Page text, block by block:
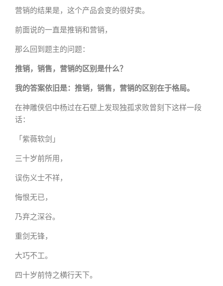
营销的结果是，这个产品会变的很好卖。
前面说的一直是推销和营销，
那么回到题主的问题：
推销，销售，营销的区别是什么？
我的答案依旧是：推销，销售，营销的区别在于格局。
在神雕侠侣中杨过在石壁上发现独孤求败曾刻下这样一段
话：
「紫薇软剑」
三十岁前所用，
误伤义士不祥，
悔恨无已，
乃弃之深谷。
重剑无锋，
大巧不工。
四十岁前恃之横行天下。